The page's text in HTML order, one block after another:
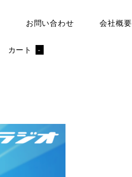
お問い合わせ 会社概要
カート -